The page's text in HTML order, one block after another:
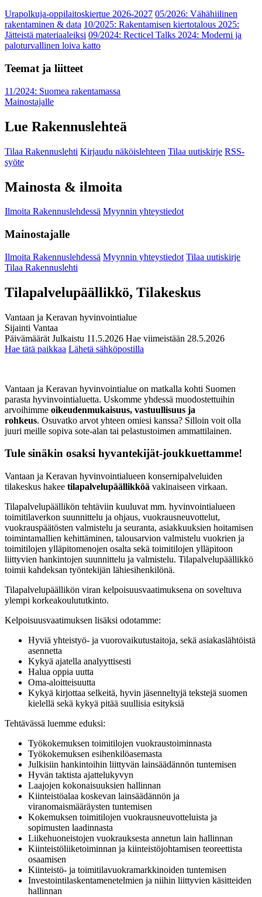
Urapolkuja-oppilaitoskiertue 2026-2027 05/2026: Vähähiilinen
rakentaminen & data 10/2025: Rakentamisen kiertotalous 2025:
Jätteistä materiaaleiksi 09/2024: Recticel Talks 2024: Moderni ja
paloturvallinen loiva katto
Teemat ja liitteet
11/2024: Suomea rakentamassa
Mainostajalle
Lue Rakennuslehteä
Tilaa Rakennuslehti Kirjaudu näköislehteen Tilaa uutiskirje RSS-
syöte
Mainosta & ilmoita
Ilmoita Rakennuslehdessä Myynnin yhteystiedot
Mainostajalle
Ilmoita Rakennuslehdessä Myynnin yhteystiedot Tilaa uutiskirje
Tilaa Rakennuslehti
Tilapalvelupäällikkö, Tilakeskus
Vantaan ja Keravan hyvinvointialue
Sijainti Vantaa
Päivämäärät Julkaistu 11.5.2026 Hae viimeistään 28.5.2026
Hae tätä paikkaa Lähetä sähköpostilla
Vantaan ja Keravan hyvinvointialue on matkalla kohti Suomen
parasta hyvinvointialuetta. Uskomme yhdessä muodostettuihin
arvoihimme oikeudenmukaisuus, vastuullisuus ja
rohkeus. Osuvatko arvot yhteen omiesi kanssa? Silloin voit olla
juuri meille sopiva sote-alan tai pelastustoimen ammattilainen.
Tule sinäkin osaksi hyvantekijät-joukkuettamme!
Vantaan ja Keravan hyvinvointialueen konsernipalveluiden
tilakeskus hakee tilapalvelupäällikköä vakinaiseen virkaan.
Tilapalvelupäällikön tehtäviin kuuluvat mm. hyvinvointialueen
toimitilaverkon suunnittelu ja ohjaus, vuokrausneuvottelut,
vuokrauspäätösten valmistelu ja seuranta, asiakkuuksien hoitamisen
toimintamallien kehittäminen, talousarvion valmistelu vuokrien ja
toimitilojen ylläpitomenojen osalta sekä toimitilojen ylläpitoon
liittyvien hankintojen suunnittelu ja valmistelu. Tilapalvelupäällikkö
toimii kahdeksan työntekijän lähiesihenkilönä.
Tilapalvelupäällikön viran kelpoisuusvaatimuksena on soveltuva
ylempi korkeakoulututkinto.
Kelpoisuusvaatimuksen lisäksi odotamme:
Hyviä yhteistyö- ja vuorovaikutustaitoja, sekä asiakaslähtöistä
asennetta
Kykyä ajatella analyyttisesti
Halua oppia uutta
Oma-aloitteisuutta
Kykyä kirjottaa selkeitä, hyvin jäsenneltyjä tekstejä suomen
kielellä sekä kykyä pitää suullisia esityksiä
Tehtävässä luemme eduksi:
Työkokemuksen toimitilojen vuokraustoiminnasta
Työkokemuksen esihenkilöasemasta
Julkisiin hankintoihin liittyvän lainsäädännön tuntemisen
Hyvän taktista ajattelukyvyn
Laajojen kokonaisuuksien hallinnan
Kiinteistöalaa koskevan lainsäädännön ja
viranomaismääräysten tuntemisen
Kokemuksen toimitilojen vuokrausneuvotteluista ja
sopimusten laadinnasta
Liikehuoneistojen vuokrauksesta annetun lain hallinnan
Kiinteistöliiketoiminnan ja kiinteistöjohtamisen teoreettista
osaamisen
Kiinteistö- ja toimitilavuokramarkkinoiden tuntemisen
Investointilaskentamenetelmien ja niihin liittyvien käsitteiden
hallinnan